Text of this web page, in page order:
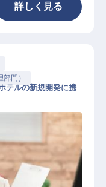
詳しく見る
門）
テルの新規開発に携